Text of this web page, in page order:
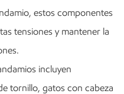
estos componentes
tensiones y mantener la
incluyen
tornillo, gatos con cabeza